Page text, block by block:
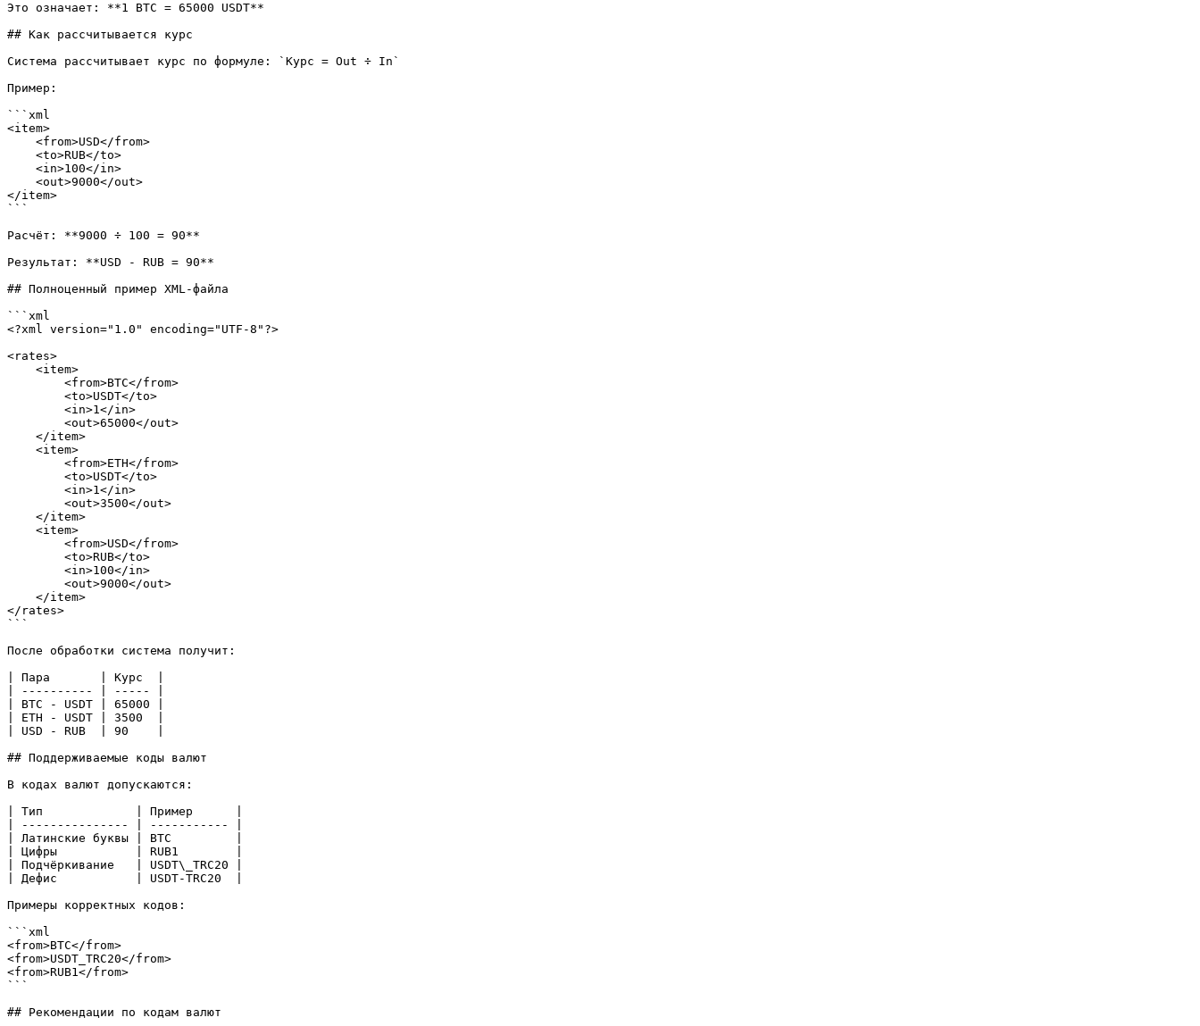
Это означает: **1 BTC = 65000 USDT**
## Как рассчитывается курс
Система рассчитывает курс по формуле: `Курс = Out ÷ In`
Пример:
```xml
<item>
</item>
```
Расчёт: **9000 ÷ 100 = 90**
Результат: **USD - RUB = 90**
## Полноценный пример XML-файла
```xml
<?xml version="1.0" encoding="UTF-8"?>
<rates>
</rates>
```
После обработки система получит:
| Пара       | Курс  |
| ---------- | ----- |
| BTC - USDT | 65000 |
| ETH - USDT | 3500  |
| USD - RUB  | 90    |
## Поддерживаемые коды валют
В кодах валют допускаются:
| Тип             | Пример      |
| --------------- | ----------- |
| Латинские буквы | BTC         |
| Цифры           | RUB1        |
| Подчёркивание   | USDT\_TRC20 |
| Дефис           | USDT-TRC20  |
Примеры корректных кодов:
```xml
<from>BTC</from>
<from>USDT_TRC20</from>
<from>RUB1</from>
```
## Рекомендации по кодам валют